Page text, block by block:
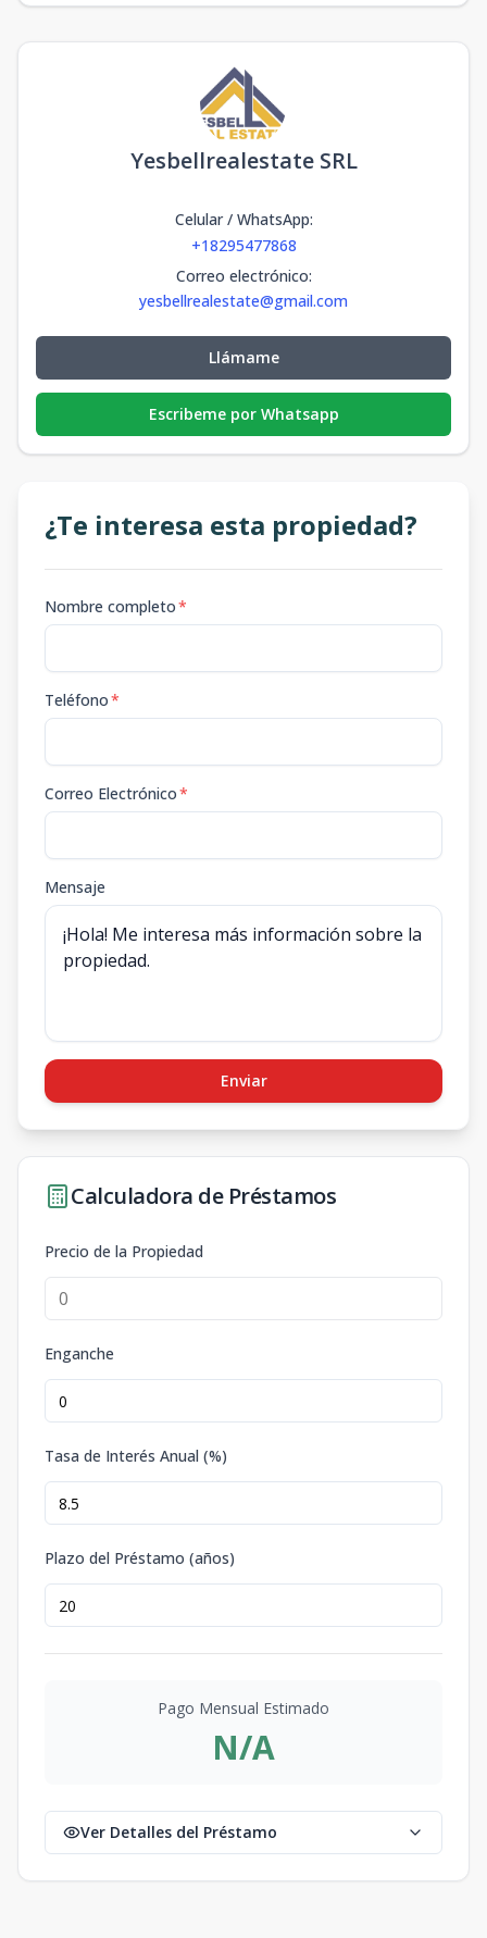
Yesbellrealestate SRL
Celular / WhatsApp:
+18295477868
Correo electrónico:
yesbellrealestate@gmail.com
Llámame
Escribeme por Whatsapp
¿Te interesa esta propiedad?
Nombre completo*
Teléfono*
Correo Electrónico*
Mensaje
Enviar
Calculadora de Préstamos
Precio de la Propiedad
Enganche
Tasa de Interés Anual (%)
Plazo del Préstamo (años)
Pago Mensual Estimado
N/A
Ver Detalles del Préstamo